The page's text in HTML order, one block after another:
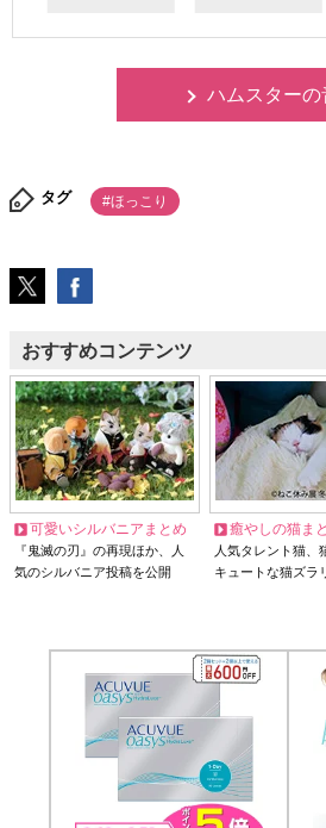
ハムスター
タグ #ほっこり
おすすめコンテンツ
可愛いシルバニアまとめ
『鬼滅の刃』の再現ほか、人
気のシルバニア投稿を公開
癒やしの猫ま
人気タレント猫
キュートな猫ズラ